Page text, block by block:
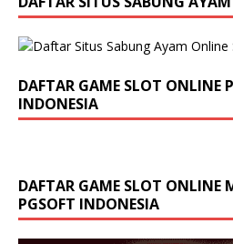
DAFTAR GAME SLOT ONLINE
INDONESIA
DAFTAR GAME SLOT ONLINE
PGSOFT INDONESIA